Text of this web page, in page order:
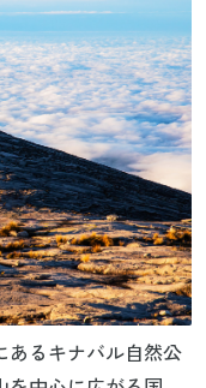
あるキナバル自然公